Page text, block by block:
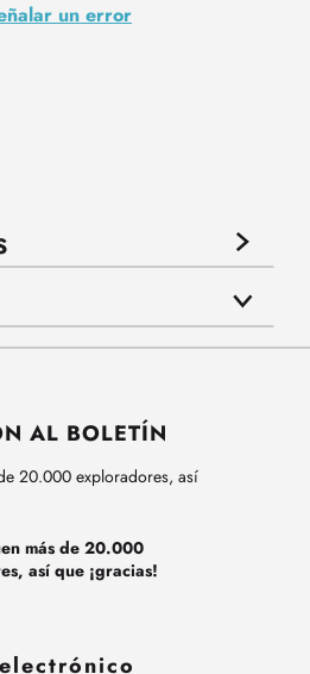
un error
AL BOLETÍN
20.000 exploradores, así
más de 20.000
así que ¡gracias!